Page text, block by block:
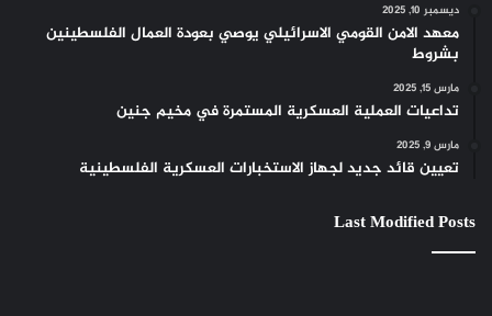
ديسمبر 10, 2025
معهد الامن القومي الاسرائيلي يوصي بعودة العمال الفلسطينين
بشروط
مارس 15, 2025
تداعيات العملية العسكرية المستمرة في مخيم جنين
مارس 9, 2025
تعيين قائد جديد لجهاز الاستخبارات العسكرية الفلسطينية
Last Modified Posts